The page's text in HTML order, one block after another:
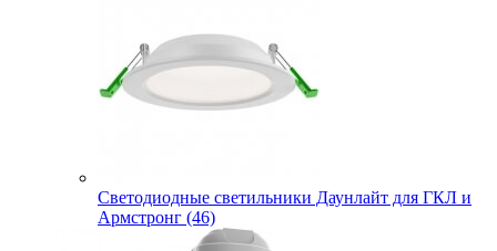
Cветодиодные светильники Даунлайт для ГКЛ и
Армстронг (46)